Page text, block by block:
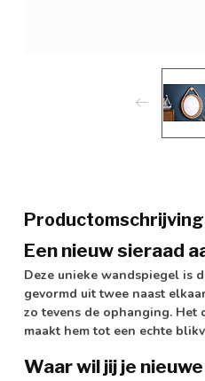
Productomschrijving
Een nieuw sieraad
Deze unieke wandspiegel is
gevormd uit twee naast
zo tevens de ophanging. Het
maakt hem tot een echte
Waar wil jij je